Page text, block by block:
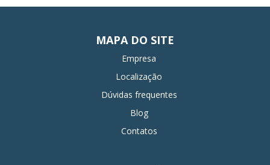
MAPA DO SITE
Empresa
Localização
Dúvidas frequentes
Blog
Contatos